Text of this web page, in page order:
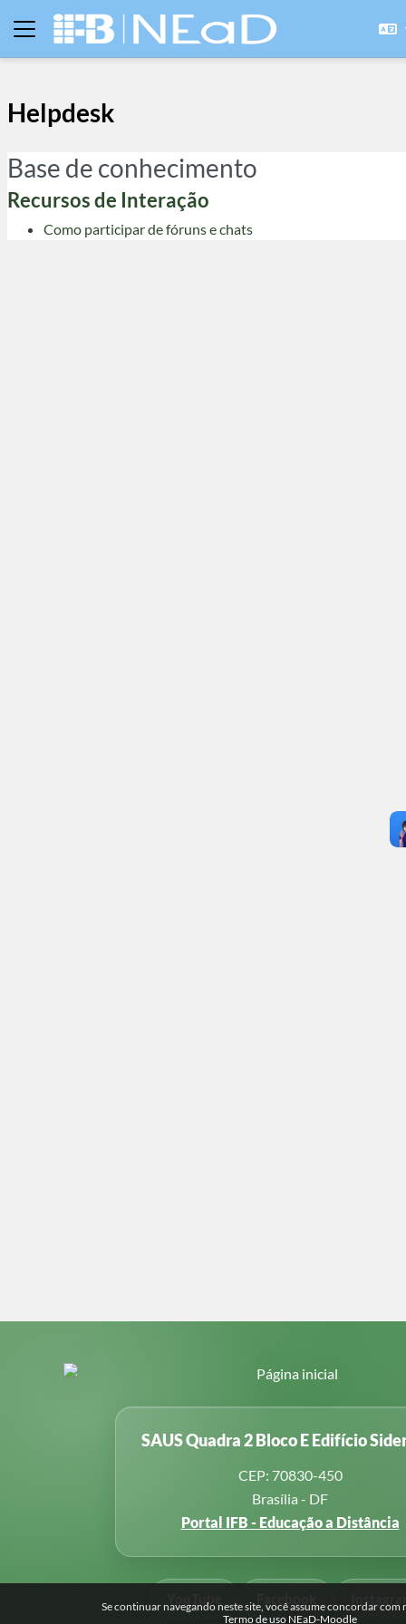
Ir para o conteúdo principal
Se continuar navegando neste site, você assume concordar com
Termo de uso NEaD-Moodle
Painel lateral
Helpdesk
Base de conhecimento
Recursos de Interação
Como participar de fóruns e chats
SAUS Quadra 2 Bloco E Edifício
CEP: 70830-450
Brasília - DF
Portal IFB - Educação a Distância
YouTube